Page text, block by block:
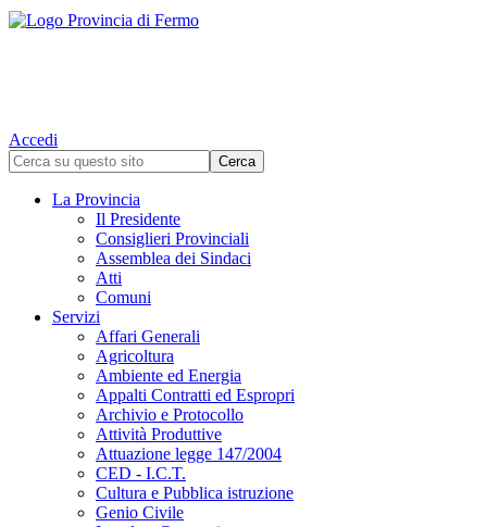
Accedi
La Provincia
Il Presidente
Consiglieri Provinciali
Assemblea dei Sindaci
Atti
Comuni
Servizi
Affari Generali
Agricoltura
Ambiente ed Energia
Appalti Contratti ed Espropri
Archivio e Protocollo
Attività Produttive
Attuazione legge 147/2004
CED - I.C.T.
Cultura e Pubblica istruzione
Genio Civile